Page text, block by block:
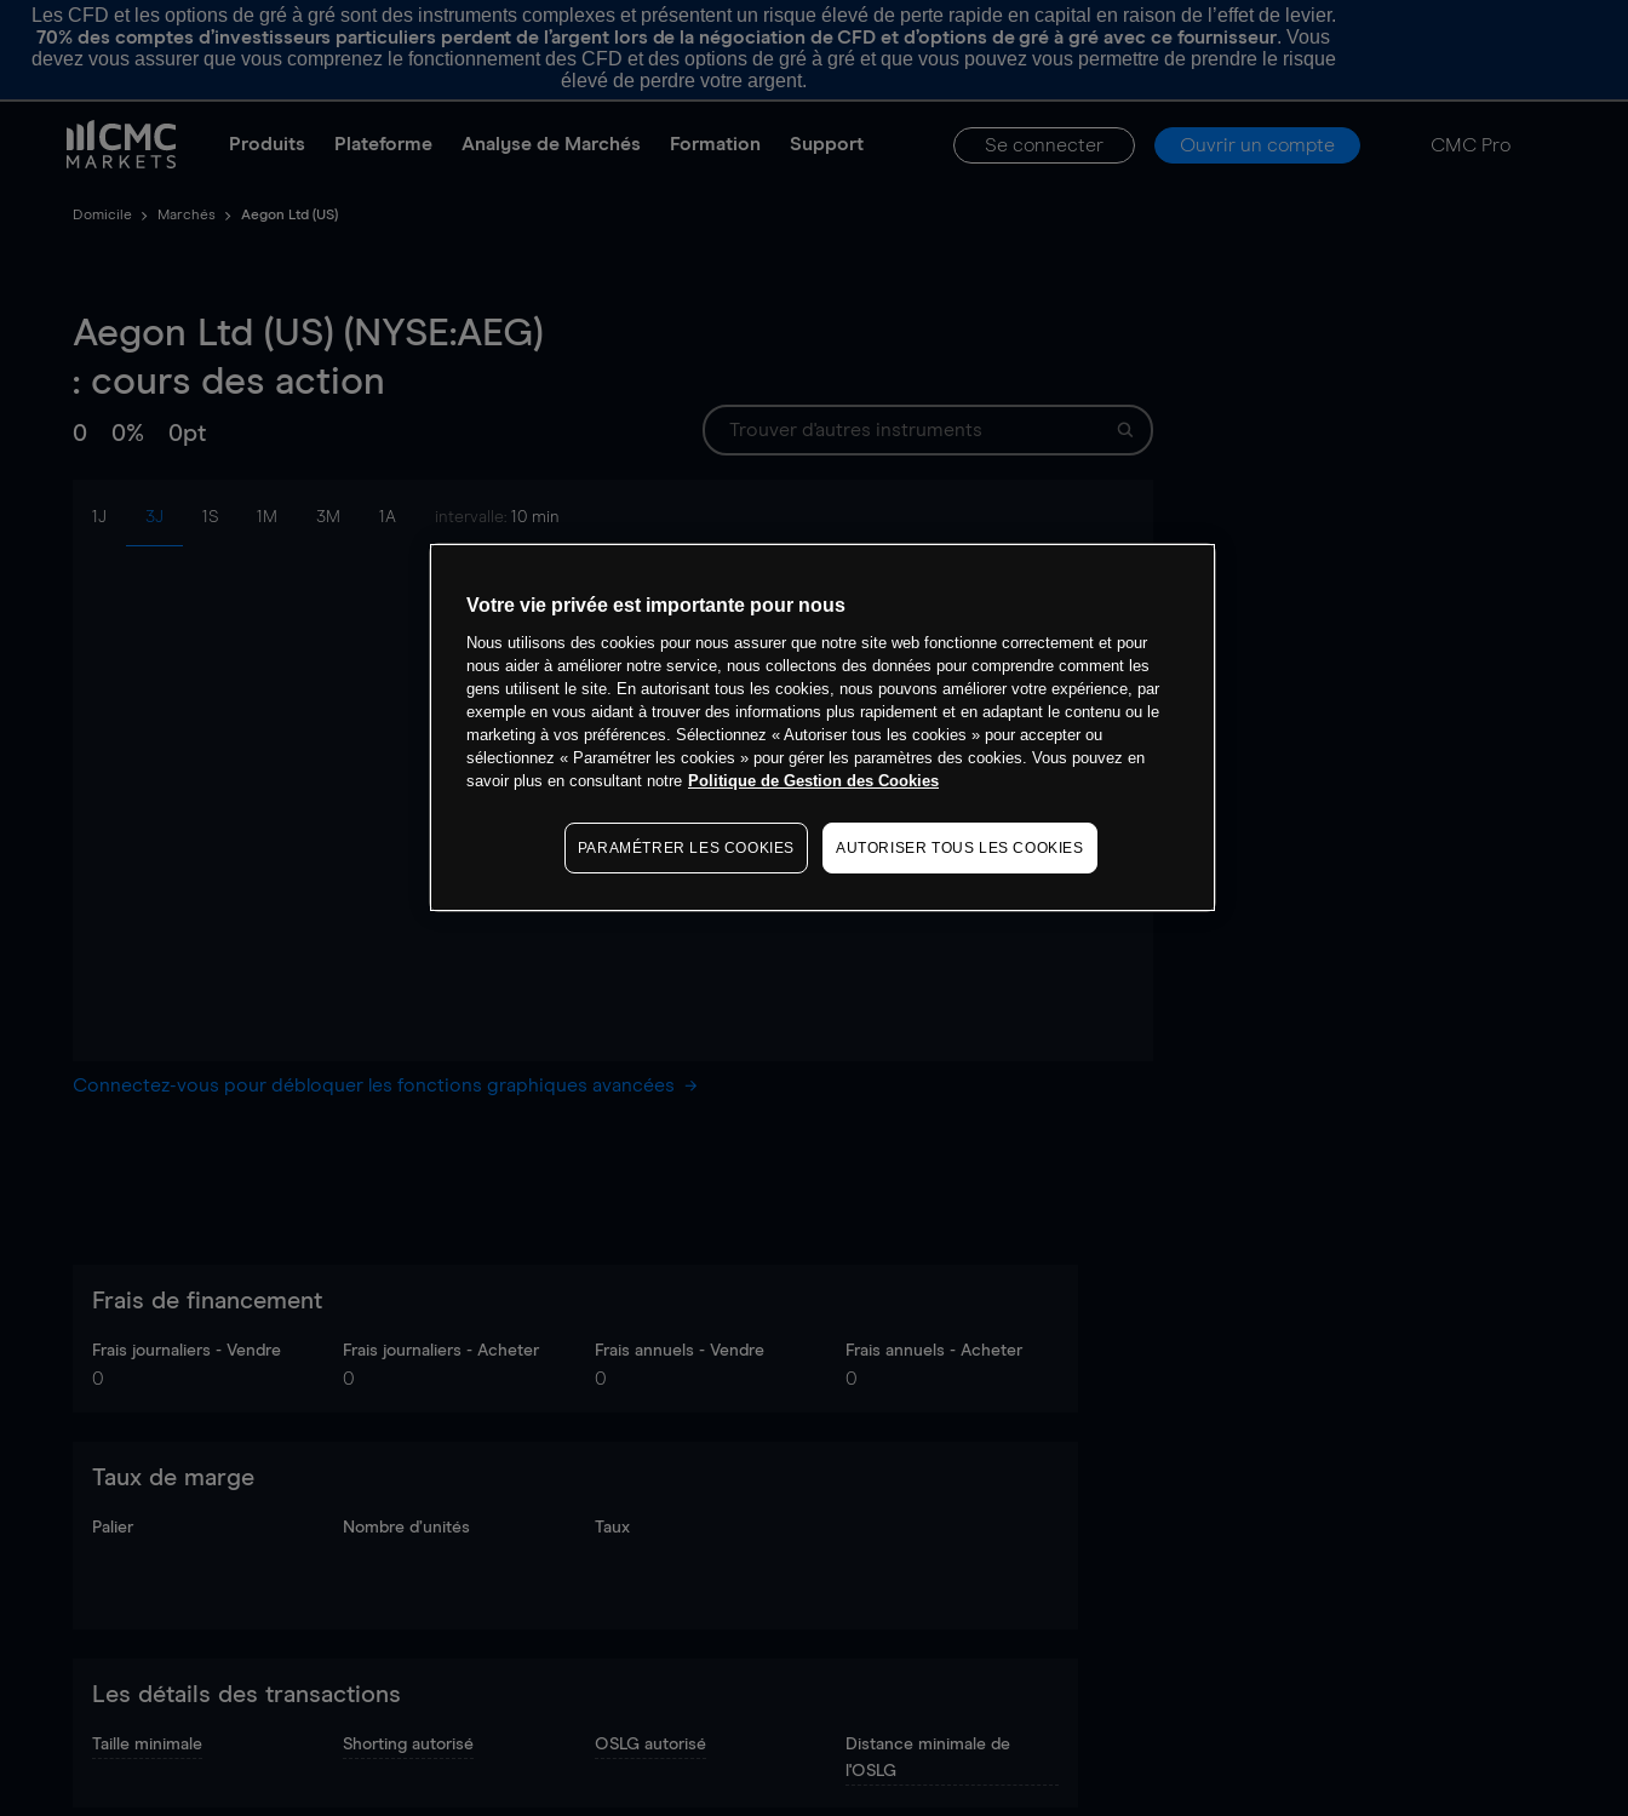
Les CFD et les options de gré à gré sont des instruments complexes et présentent un risque élevé de perte rapide en capital en raison de l’effet de levier.
70% des comptes d’investisseurs particuliers perdent de l’argent lors de la négociation de CFD et d’options de gré à gré avec ce fournisseur. Vous
devez vous assurer que vous comprenez le fonctionnement des CFD et des options de gré à gré et que vous pouvez vous permettre de prendre le risque
élevé de perdre votre argent.
Produits Plateforme Analyse de Marchés Formation Support Se connecter Ouvrir un compte CMC Pro
Domicile Marchés Aegon Ltd (US)
Aegon Ltd (US) (NYSE:AEG)
: cours des action
0 0% 0pt
1J 3J 1S 1M 3M 1A intervalle: 10 min
Connectez-vous pour débloquer les fonctions graphiques avancées
Frais de financement
Frais journaliers - Vendre
0
Frais journaliers - Acheter
0
Frais annuels - Vendre
0
Frais annuels - Acheter
0
Taux de marge
Palier Nombre d’unités Taux
Les détails des transactions
Taille minimale Shorting autorisé OSLG autorisé
Distance minimale de
l'OSLG
Votre vie privée est importante pour nous
Nous utilisons des cookies pour nous assurer que notre site web fonctionne correctement et pour
nous aider à améliorer notre service, nous collectons des données pour comprendre comment les
gens utilisent le site. En autorisant tous les cookies, nous pouvons améliorer votre expérience, par
exemple en vous aidant à trouver des informations plus rapidement et en adaptant le contenu ou le
marketing à vos préférences. Sélectionnez « Autoriser tous les cookies » pour accepter ou
sélectionnez « Paramétrer les cookies » pour gérer les paramètres des cookies. Vous pouvez en
savoir plus en consultant notre Politique de Gestion des Cookies
PARAMÉTRER LES COOKIES AUTORISER TOUS LES COOKIES